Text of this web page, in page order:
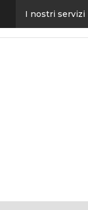
I nostri servizi